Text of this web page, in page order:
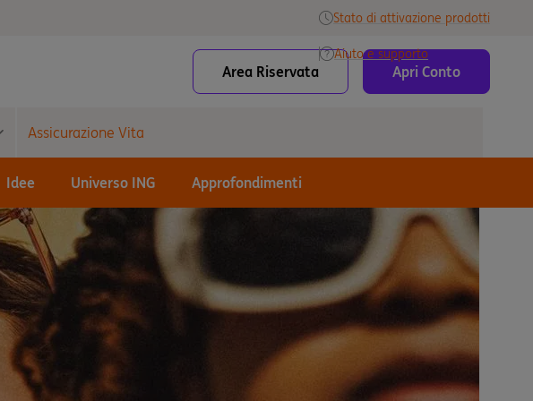
Stato di attivazione prodotti
Aiuto e supporto
Area Riservata Apri Conto
Assicurazione Vita
Idee Universo ING Approfondimenti